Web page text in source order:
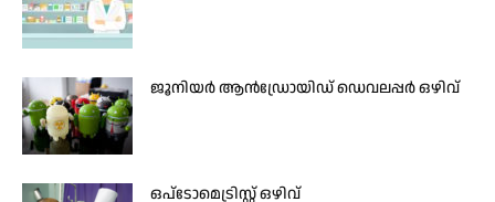
ജൂനിയര്‍ ആന്‍ഡ്രോയിഡ് ഡെവലപ്പര്‍ ഒഴിവ്
ഒപ്ടോമെട്രിസ്റ്റ് ഒഴിവ്